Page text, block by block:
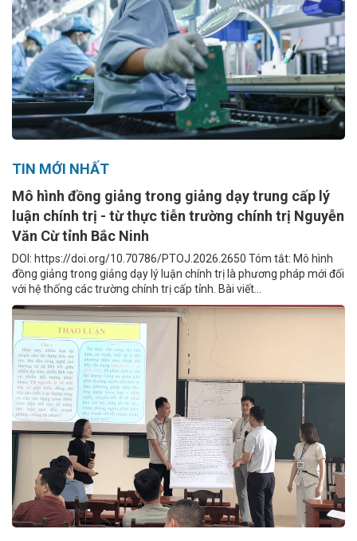
TIN MỚI NHẤT
Mô hình đồng giảng trong giảng dạy trung cấp lý
luận chính trị - từ thực tiễn trường chính trị Nguyễn
Văn Cừ tỉnh Bắc Ninh
DOI: https://doi.org/10.70786/PTOJ.2026.2650 Tóm tắt: Mô hình
đồng giảng trong giảng dạy lý luận chính trị là phương pháp mới đối
với hệ thống các trường chính trị cấp tỉnh. Bài viết...